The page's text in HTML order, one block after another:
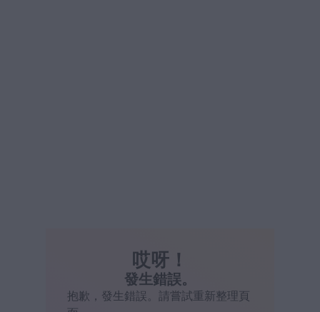
哎呀！
發生錯誤。
抱歉，發生錯誤。請嘗試重新整理頁